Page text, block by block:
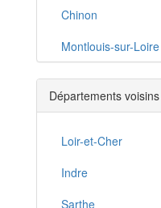
Chinon
Montlouis-sur-Loire
Château-la-Vallière
Loches
Neuillé-Pont-Pierre
Amboise
Bléré
Départements voisins
Loir-et-Cher
Indre
Sarthe